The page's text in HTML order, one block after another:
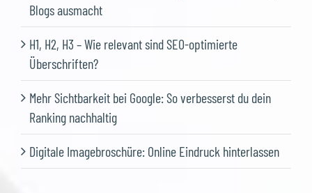
Blogs ausmacht
H1, H2, H3 – Wie relevant sind SEO-optimierte
Überschriften?
Mehr Sichtbarkeit bei Google: So verbesserst du dein
Ranking nachhaltig
Digitale Imagebroschüre: Online Eindruck hinterlassen